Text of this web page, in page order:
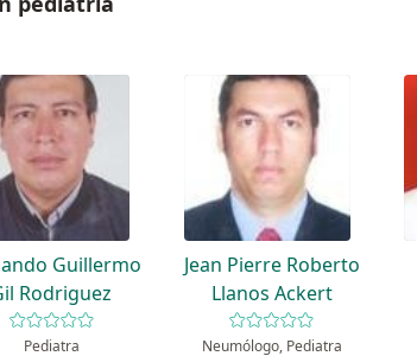
Guillermo
Rodriguez
Pediatra
Jean Pierre Roberto
Llanos Ackert
Neumólogo, Pediatra